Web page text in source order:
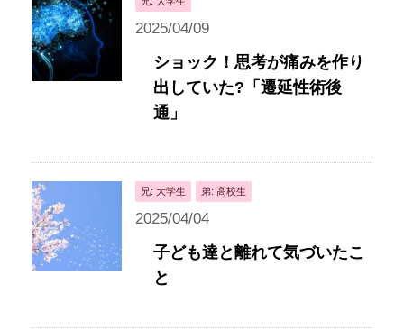
2025/04/09
ショック！思考が痛みを作り
出していた?「遷延性術後
通」
兄: 大学生 弟: 高校生
2025/04/04
子ども達と離れて気づいたこ
と